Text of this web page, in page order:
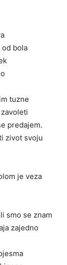
od bola
tuzne
predajem.
zivot svoju
je veza
smo se znam
zajedno